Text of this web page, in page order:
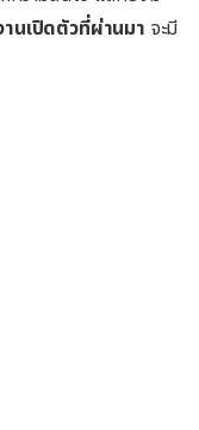
นเปิดตัวที่ผ่านมา จะมี